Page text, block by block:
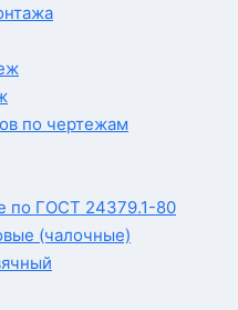
по чертежам
по ГОСТ 24379.1-80
(чалочные)